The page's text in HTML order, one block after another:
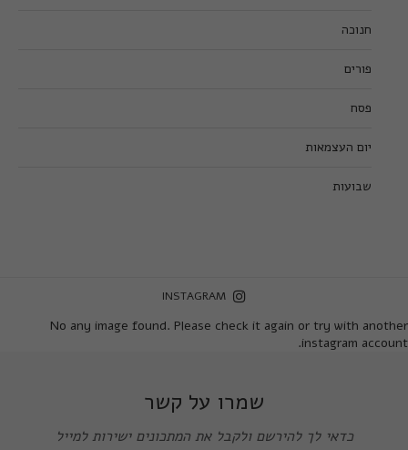
חנוכה
פורים
פסח
יום העצמאות
שבועות
INSTAGRAM
No any image found. Please check it again or try with another
instagram account.
שמרו על קשר
כדאי לך להירשם ולקבל את המתכונים ישירות למייל